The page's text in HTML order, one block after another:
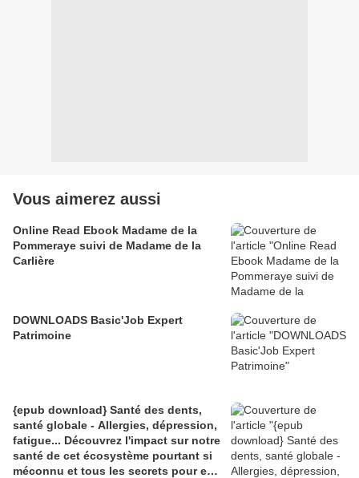
Vous aimerez aussi
Online Read Ebook Madame de la
Pommeraye suivi de Madame de la
Carlière
DOWNLOADS Basic'Job Expert
Patrimoine
{epub download} Santé des dents,
santé globale - Allergies, dépression,
fatigue... Découvrez l'impact sur notre
santé de cet écosystème pourtant si
méconnu et tous les secrets pour en